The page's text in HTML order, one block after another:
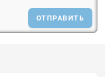
ОТПРАВИТЬ